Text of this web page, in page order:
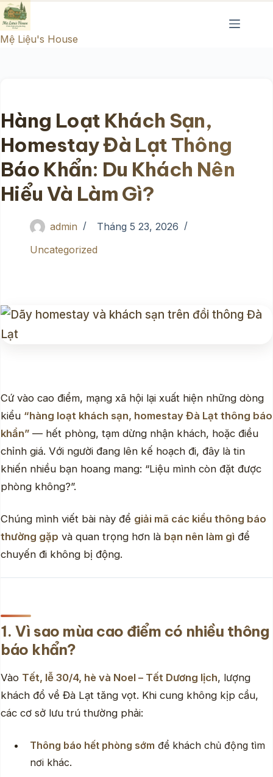
Chuyển
đến
phần
Mệ Liệu's House
Hàng Loạt Khách Sạn,
Homestay Đà Lạt Thông
Báo Khẩn: Du Khách Nên
Hiểu Và Làm Gì?
admin
Tháng 5 23, 2026
Uncategorized
Cứ vào cao điểm, mạng xã hội lại xuất hiện những dòng
kiểu “hàng loạt khách sạn, homestay Đà Lạt thông báo
khẩn” — hết phòng, tạm dừng nhận khách, hoặc điều
chỉnh giá. Với người đang lên kế hoạch đi, đây là tin
khiến nhiều bạn hoang mang: “Liệu mình còn đặt được
phòng không?”.
Chúng mình viết bài này để giải mã các kiểu thông báo
thường gặp và quan trọng hơn là bạn nên làm gì để
chuyến đi không bị động.
1. Vì sao mùa cao điểm có nhiều thông
báo khẩn?
Vào Tết, lễ 30/4, hè và Noel – Tết Dương lịch, lượng
khách đổ về Đà Lạt tăng vọt. Khi cung không kịp cầu,
các cơ sở lưu trú thường phải:
Thông báo hết phòng sớm để khách chủ động tìm
nơi khác.